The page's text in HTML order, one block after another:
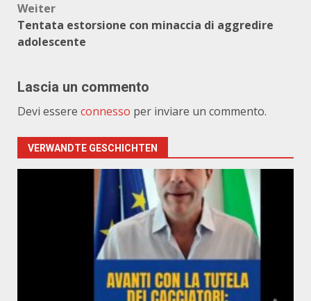
Weiter
Tentata estorsione con minaccia di aggredire
adolescente
Lascia un commento
Devi essere connesso per inviare un commento.
VERWANDTE GESCHICHTEN